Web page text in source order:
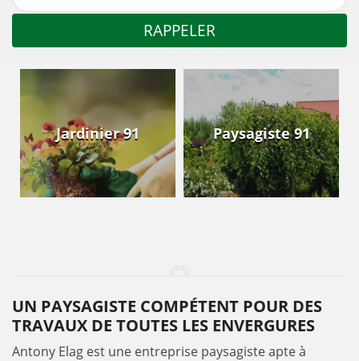
Jardinier 91 Paysagiste 91
UN PAYSAGISTE COMPÉTENT POUR DES
TRAVAUX DE TOUTES LES ENVERGURES
Antony Elag est une entreprise paysagiste apte à